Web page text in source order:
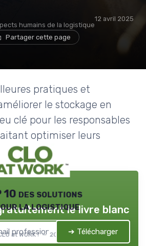
humains de la logistique
12 avril 2025
Partager cette page
pratiques et
le stockage en
clé pour les responsables
optimiser leurs
10 des solutions
la logistique
at WORK ! — 2026
le livre blanc
➔ Télécharger